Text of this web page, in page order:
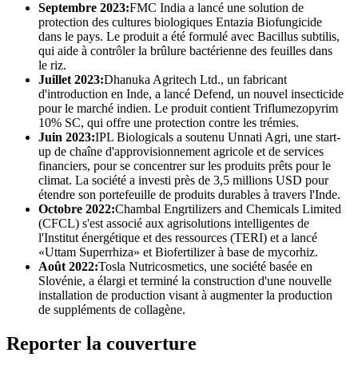
Septembre 2023:FMC India a lancé une solution de
protection des cultures biologiques Entazia Biofungicide
dans le pays. Le produit a été formulé avec Bacillus subtilis,
qui aide à contrôler la brûlure bactérienne des feuilles dans
le riz.
Juillet 2023:Dhanuka Agritech Ltd., un fabricant
d'introduction en Inde, a lancé Defend, un nouvel insecticide
pour le marché indien. Le produit contient Triflumezopyrim
10% SC, qui offre une protection contre les trémies.
Juin 2023:IPL Biologicals a soutenu Unnati Agri, une start-
up de chaîne d'approvisionnement agricole et de services
financiers, pour se concentrer sur les produits prêts pour le
climat. La société a investi près de 3,5 millions USD pour
étendre son portefeuille de produits durables à travers l'Inde.
Octobre 2022:Chambal Engrtilizers and Chemicals Limited
(CFCL) s'est associé aux agrisolutions intelligentes de
l'Institut énergétique et des ressources (TERI) et a lancé
«Uttam Superrhiza» et Biofertilizer à base de mycorhiz.
Août 2022:Tosla Nutricosmetics, une société basée en
Slovénie, a élargi et terminé la construction d'une nouvelle
installation de production visant à augmenter la production
de suppléments de collagène.
Reporter la couverture